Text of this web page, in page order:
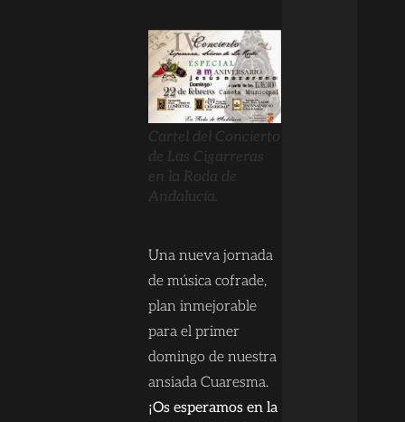
Cartel del Concierto
de Las Cigarreras
en la Roda de
Andalucía.
Una nueva jornada
de música cofrade,
plan inmejorable
para el primer
domingo de nuestra
ansiada Cuaresma.
¡Os esperamos en la